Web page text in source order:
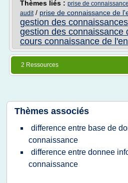
Thèmes liés : prise de
audit/ prise de connaissance de
gestion des
gestion des connaissance
cours connaissance de
2 Ressources
Thèmes associés
difference entre base de
connaissance
difference entre donnee
connaissance